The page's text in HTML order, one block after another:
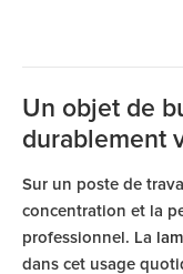
Un objet de
durablement
Sur un poste de
concentration et la
professionnel. La
dans cet usage